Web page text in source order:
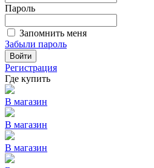
Пароль
Запомнить меня
Забыли пароль
Войти
Регистрация
Где купить
В магазин
В магазин
В магазин